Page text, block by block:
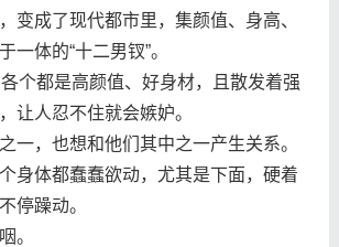
变成了现代都市里，集颜值、身高、
一体的“十二男钗”。
个都是高颜值、好身材，且散发着强
让人忍不住就会嫉妒。
一，也想和他们其中之一产生关系。
身体都蠢蠢欲动，尤其是下面，硬着
停躁动。
。